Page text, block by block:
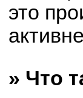
это
» Что